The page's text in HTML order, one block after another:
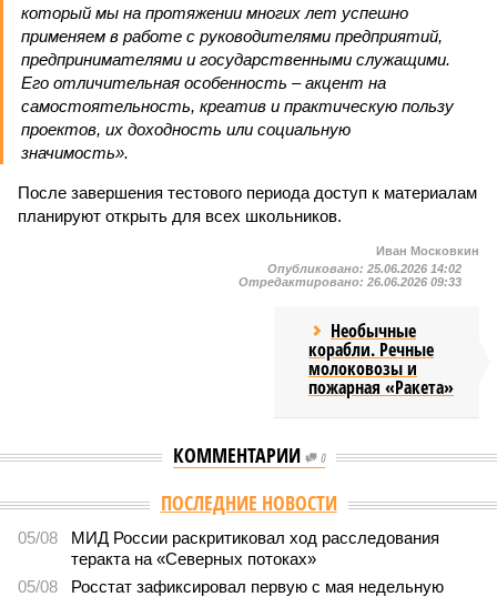
который мы на протяжении многих лет успешно
применяем в работе с руководителями предприятий,
предпринимателями и государственными служащими.
Его отличительная особенность – акцент на
самостоятельность, креатив и практическую пользу
проектов, их доходность или социальную
значимость».
После завершения тестового периода доступ к материалам
планируют открыть для всех школьников.
Иван Московкин
Опубликовано: 25.06.2026 14:02
Отредактировано: 26.06.2026 09:33
Необычные
корабли. Речные
молоковозы и
пожарная «Ракета»
КОММЕНТАРИИ 0
ПОСЛЕДНИЕ НОВОСТИ
05/08
МИД России раскритиковал ход расследования
теракта на «Северных потоках»
05/08
Росстат зафиксировал первую с мая недельную